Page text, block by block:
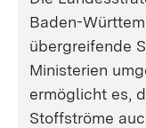
Baden-
übergreifende
Ministerien
ermöglicht es,
Stoffströme